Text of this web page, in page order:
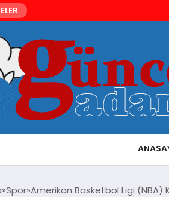
Spor Amerikan Basketbol Ligi (NBA)